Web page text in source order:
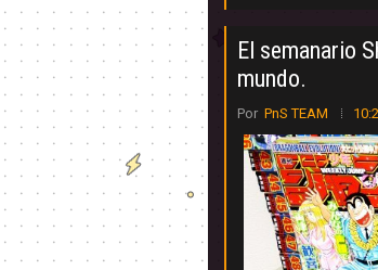
El semanario
mundo.
Por PnS TEAM